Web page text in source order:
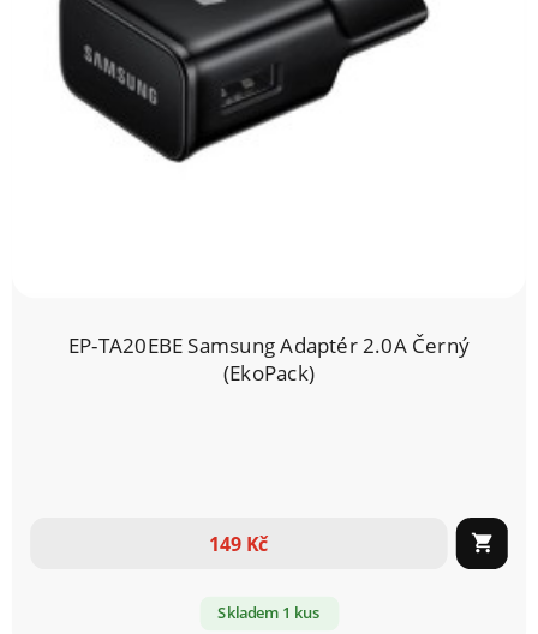
EP-TA20EBE Samsung Adaptér 2.0A Černý
(EkoPack)
149 Kč 
Skladem 1 kus